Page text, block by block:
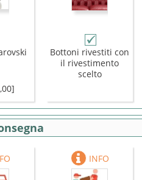
Bottoni rivestiti con
il rivestimento
scelto